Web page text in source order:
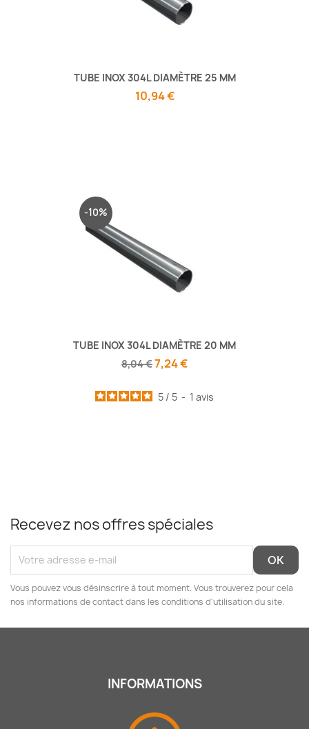
TUBE INOX 304L DIAMÈTRE 25 MM
10,94 €
TUBE INOX 304L DIAMÈTRE 20 MM
8,04 €7,24 €
5 / 5 - 1 avis
-10%
Recevez nos offres spéciales
Vous pouvez vous désinscrire à tout moment. Vous trouverez pour cela
nos informations de contact dans les conditions d'utilisation du site.
INFORMATIONS